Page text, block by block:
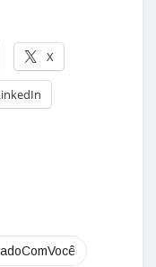
X